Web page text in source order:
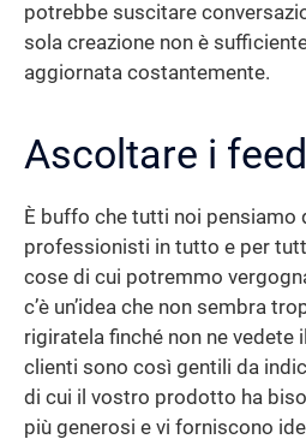
potrebbe suscitare
sola creazione non è
aggiornata costantemente.
Ascoltare i
È buffo che tutti noi pensiamo
professionisti in tutto e per
cose di cui potremmo
c’è un’idea che non sembra
rigiratela finché non ne vedete
clienti sono così gentili da
di cui il vostro prodotto ha
più generosi e vi forniscono